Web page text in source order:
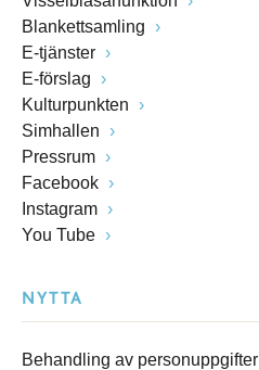
Blankettsamling
E-tjänster
E-förslag
Kulturpunkten
Simhallen
Pressrum
Facebook
Instagram
You Tube
NYTTA
Behandling av personuppgifter